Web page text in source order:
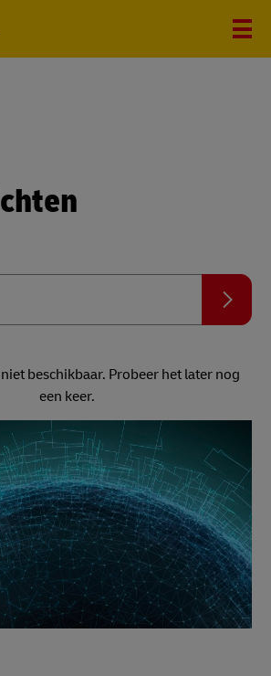
beschikbaar. Probeer het later nog
een keer.